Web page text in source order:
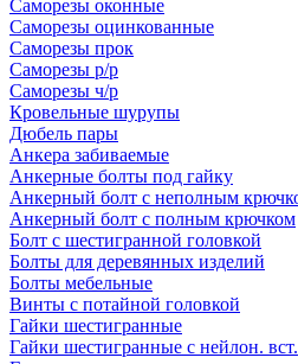
Саморезы оконные
Саморезы оцинкованные
Саморезы прок
Саморезы р/р
Саморезы ч/р
Кровельные шурупы
Дюбель пары
Анкера забиваемые
Анкерные болты под гайку
Анкерный болт с неполным
Анкерный болт с полным крючком
Болт с шестигранной головкой
Болты для деревянных изделий
Болты мебельные
Винты с потайной головкой
Гайки шестигранные
Гайки шестигранные с нейлон. вст.